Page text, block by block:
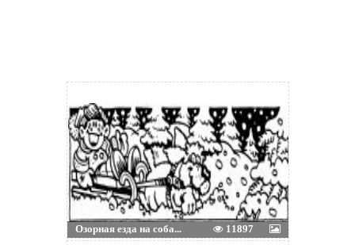
Озорная езда на соба... 11897